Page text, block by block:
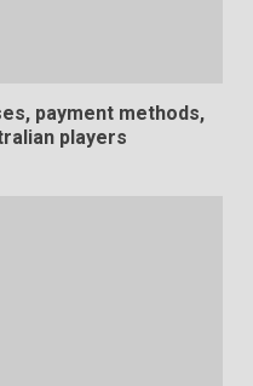
payment methods,
players